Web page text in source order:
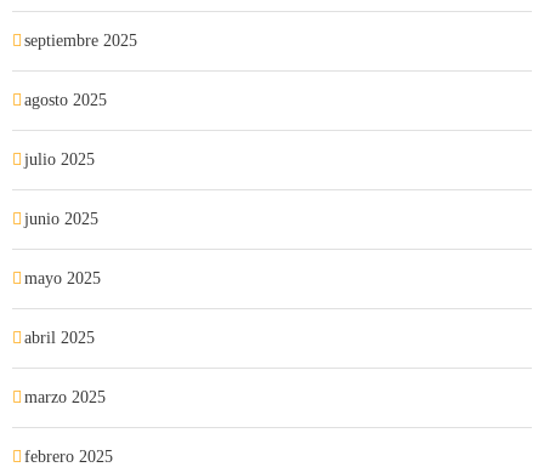
septiembre 2025
agosto 2025
julio 2025
junio 2025
mayo 2025
abril 2025
marzo 2025
febrero 2025